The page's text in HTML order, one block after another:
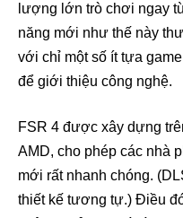
lượng lớn trò chơi ngay
năng mới như thế này
với chỉ một số ít tựa
để giới thiệu công nghệ.
FSR 4 được xây dựng
AMD, cho phép các nhà
mới rất nhanh chóng.
thiết kế tương tự.) Điều